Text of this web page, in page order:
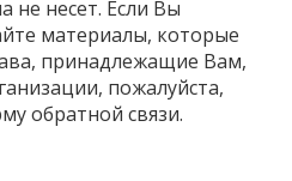
не несет. Если Вы
материалы, которые
принадлежащие Вам,
пожалуйста,
обратной связи.